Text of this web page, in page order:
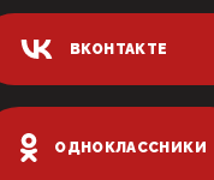
ВКОНТАКТЕ
ОДНОКЛАССНИКИ